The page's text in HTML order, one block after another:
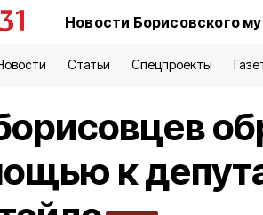
Новости Борисовского
Статьи Спецпроекты
к